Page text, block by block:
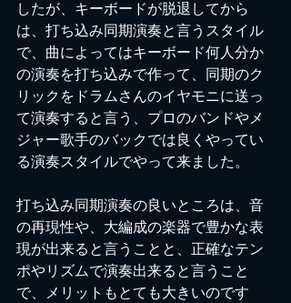
したが、キーボードが脱退してから
は、打ち込み同期演奏と言うスタイル
で、曲によってはキーボード何人分か
の演奏を打ち込みで作って、同期のク
リックをドラムさんのイヤモニに送っ
て演奏すると言う、プロのバンドやメ
ジャー歌手のバックでは良くやってい
る演奏スタイルでやって来ました。
打ち込み同期演奏の良いところは、音
の再現性や、大編成の楽器で豊かな表
現が出来ると言うことと、正確なテン
ポやリズムで演奏出来ると言うこと
で、メリットもとても大きいのです